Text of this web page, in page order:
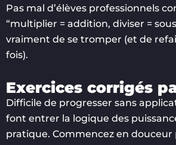
Pas mal d’élèves professionnels
“multiplier = addition, diviser =
vraiment de se tromper (et de
fois).
Exercices corrigés
Difficile de progresser sans
font entrer la logique des
pratique. Commencez en